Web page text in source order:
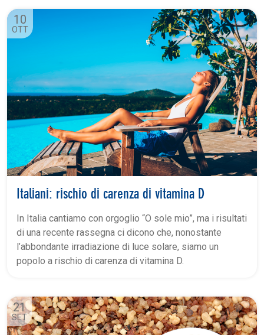
10
OTT
Italiani: rischio di carenza di vitamina D
In Italia cantiamo con orgoglio “O sole mio”, ma i risultati
di una recente rassegna ci dicono che, nonostante
l’abbondante irradiazione di luce solare, siamo un
popolo a rischio di carenza di vitamina D.
21
SET